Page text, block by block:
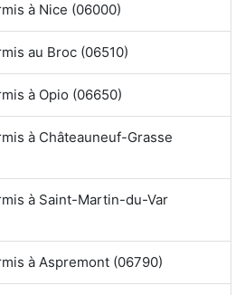
à Nice (06000)
au Broc (06510)
à Opio (06650)
à Châteauneuf-Grasse
à Saint-Martin-du-Var
à Aspremont (06790)